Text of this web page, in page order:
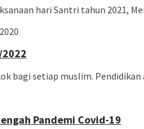
hari Santri tahun 2021,
bagi setiap muslim.
Pandemi Covid-19